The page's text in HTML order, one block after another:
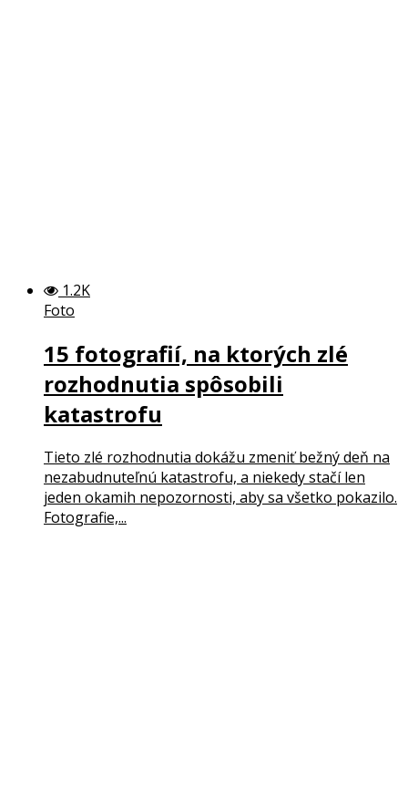
1.2K
Foto
15 fotografií, na ktorých zlé
rozhodnutia spôsobili
katastrofu
Tieto zlé rozhodnutia dokážu zmeniť bežný deň na
nezabudnuteľnú katastrofu, a niekedy stačí len
jeden okamih nepozornosti, aby sa všetko pokazilo.
Fotografie,...